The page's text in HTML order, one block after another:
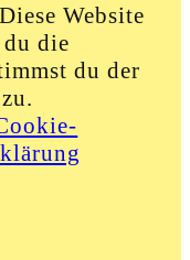
Diese Website
die
du der